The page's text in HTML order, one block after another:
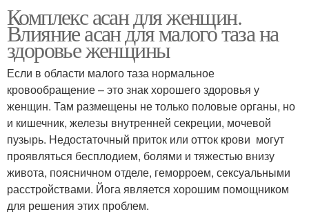
Комплекс асан для женщин.
Влияние асан для малого таза на
здоровье женщины
Если в области малого таза нормальное
кровообращение – это знак хорошего здоровья у
женщин. Там размещены не только половые органы, но
и кишечник, железы внутренней секреции, мочевой
пузырь. Недостаточный приток или отток крови могут
проявляться бесплодием, болями и тяжестью внизу
живота, поясничном отделе, геморроем, сексуальными
расстройствами. Йога является хорошим помощником
для решения этих проблем.